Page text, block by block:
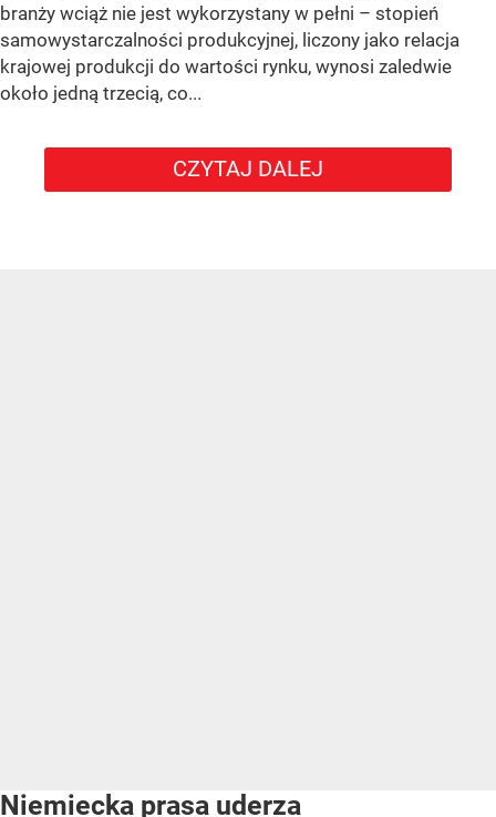
branży wciąż nie jest wykorzystany w pełni – stopień
samowystarczalności produkcyjnej, liczony jako relacja
krajowej produkcji do wartości rynku, wynosi zaledwie
około jedną trzecią, co...
CZYTAJ DALEJ
Niemiecka prasa uderza